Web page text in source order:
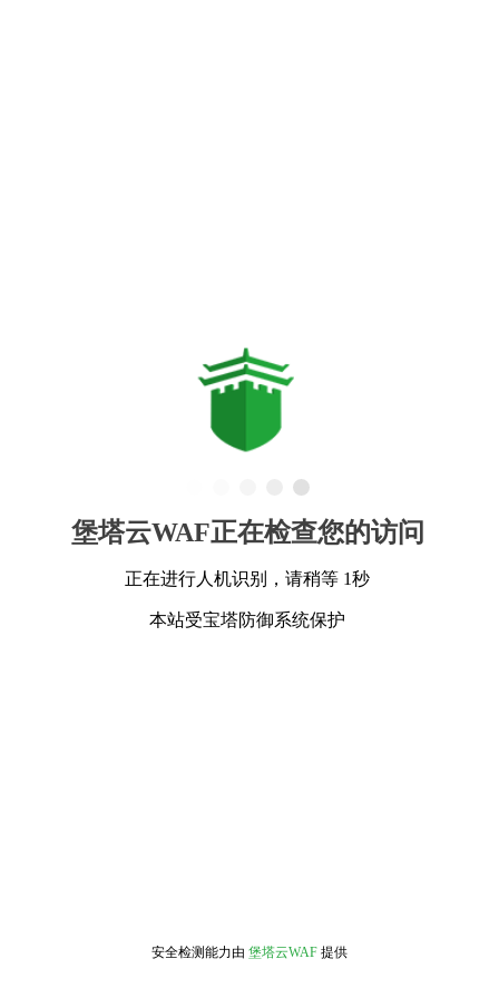
堡塔云WAF正在检查您的访问
正在进行人机识别，请稍等 1秒
本站受宝塔防御系统保护
安全检测能力由 堡塔云WAF 提供